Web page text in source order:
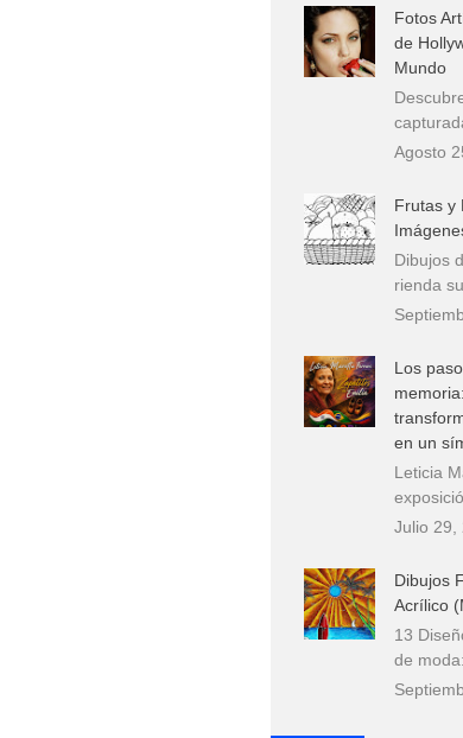
Fotos
de
Mundo
Agosto
Frutas y
Dibujos
rienda
Los
en un
Leticia
Julio 29,
Dibujos
Acrílico
13
de